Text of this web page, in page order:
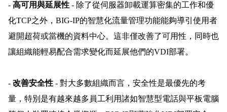
- 高可用與延展性- 除了從伺服器卸載運算密集的工作和優
化TCP之外，BIG-IP的智慧化流量管理功能能夠導引使用者
避開超荷或當機的資料中心。這非僅改善了可用性，同時也
讓組織能輕易配合需求變化而延展他們的VDI部署。
- 改善安全性- 對大多數組織而言，安全性是最優先的考
量，特別是有越來越多員工利用諸如智慧型電話與平板電腦